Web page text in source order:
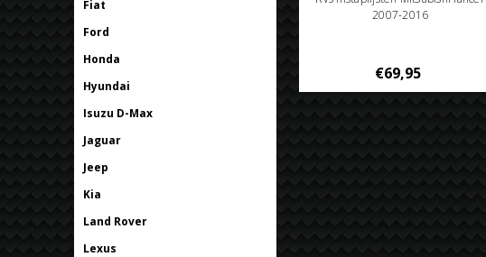
Fiat
Ford
Honda
Hyundai
Isuzu D-Max
Jaguar
Jeep
Kia
Land Rover
Lexus
2007-2016
€69,95